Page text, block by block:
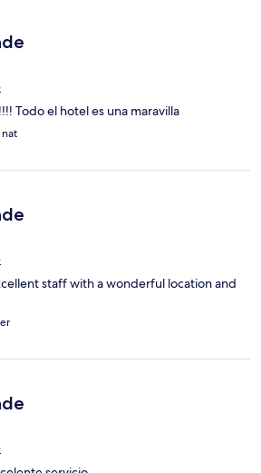
Todo el hotel es una maravilla
nat
staff with a wonderful location and